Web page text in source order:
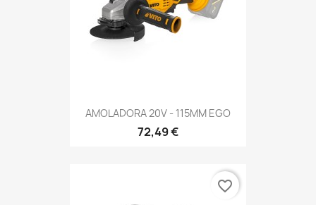
AMOLADORA 20V - 115MM EGO
72,49 €
favorite_border